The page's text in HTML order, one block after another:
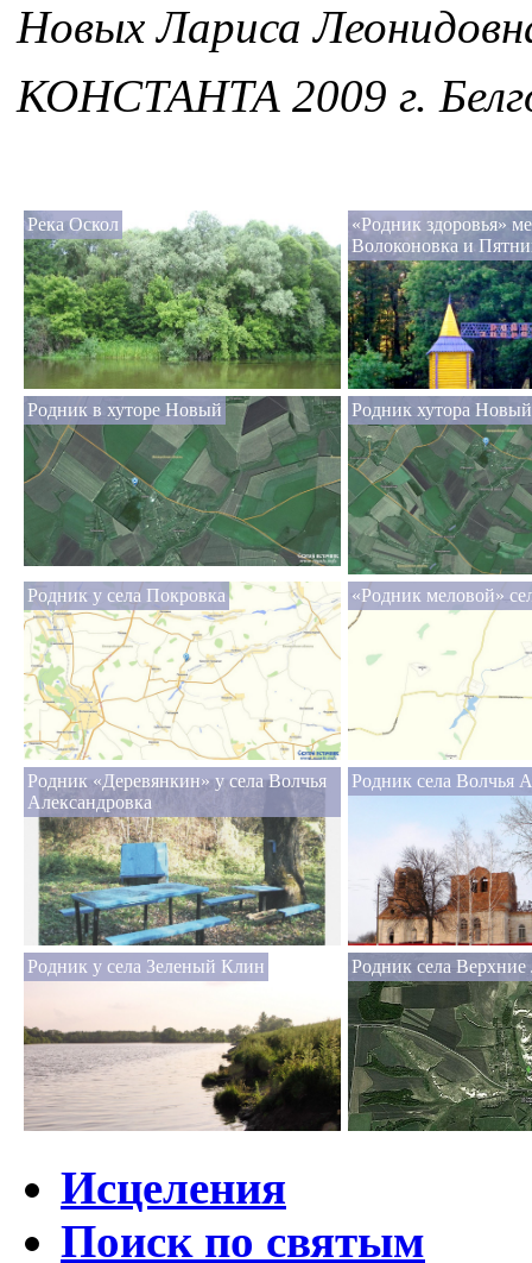
Новых Лариса
КОНСТАНТА 2009 г.
Река Оскол
«Родник здоровья»
Волоконовка и
Родник в хуторе Новый Родник хутора Новый
Родник у села Покровка «Родник меловой»
Родник «Деревянкин» у села Волчья
Александровка
Родник села Волчья
Родник у села Зеленый Клин Родник села
Исцеления
Поиск по святым